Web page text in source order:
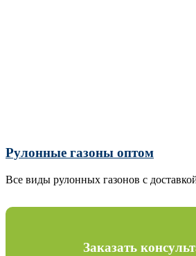
Рулонные газоны оптом
Все виды рулонных газонов с
Заказать